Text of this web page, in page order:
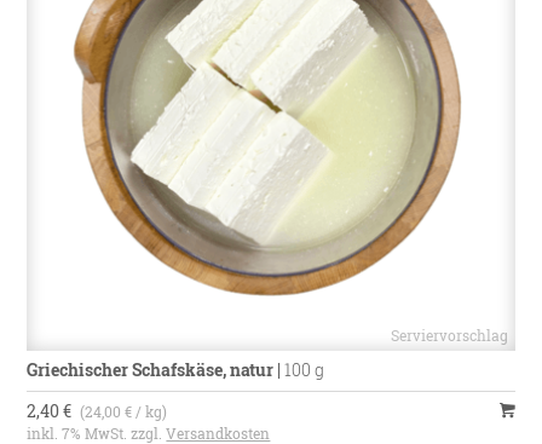
Griechischer Schafskäse, natur |100 g
2,40 € (24,00 € / kg)
inkl. 7% MwSt. zzgl.Versandkosten